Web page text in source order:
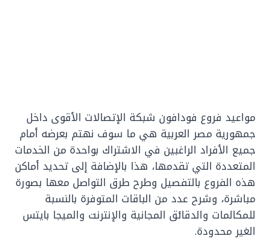
مواعيد فروع فودافون شبكة الإتصالات الأقوى داخل
جمهورية مصر العربية هي ما سوف نهتم بعرضه أمام
جميع الأفراد الراغبين في الاشتراك بواحدة من الخدمات
المتعددة التي تقدمها، هذا بالإضافة إلى تحديد أماكن
هذه الفروع بالتفصيل وطرح طرق التواصل معها بصورة
مباشرة، وشرح عدد من الباقات المتوفرة بالنسبة
للمكالمات والدقائق المجانية والإنترنت والميجا بايتس
الغير محدودة.